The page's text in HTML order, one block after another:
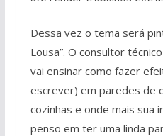
Dessa vez o tema será
Lousa”. O consultor
vai ensinar como fazer
escrever) em paredes de
cozinhas e onde mais sua
penso em ter uma linda